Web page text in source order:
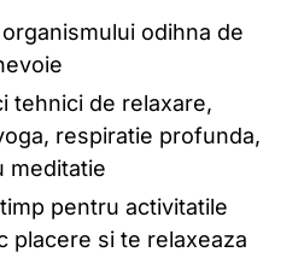
odihna de
tehnici de relaxare,
respiratie profunda,
meditatie
pentru activitatile
placere si te relaxeaza